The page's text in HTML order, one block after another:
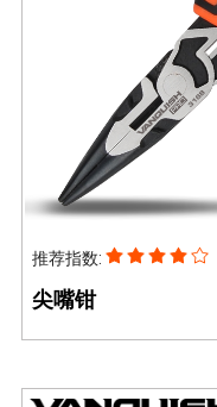
推荐指数:
尖嘴钳